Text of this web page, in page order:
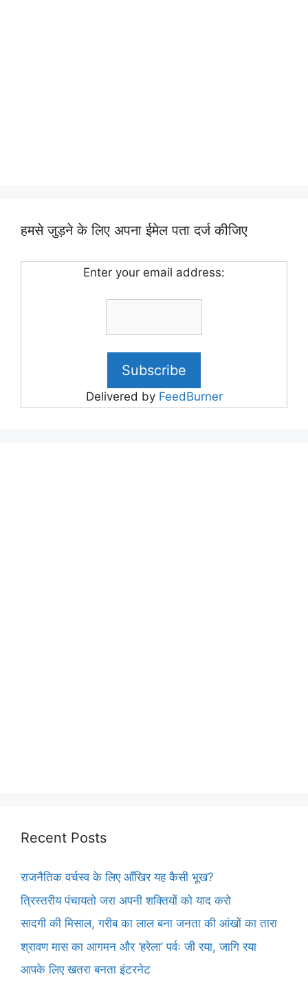
हमसे जुड़ने के लिए अपना ईमेल पता दर्ज कीजिए
Enter your email address:
Delivered by FeedBurner
Recent Posts
राजनैतिक वर्चस्व के लिए आँखिर यह कैसी भूख?
त्रिस्तरीय पंचायतो जरा अपनी शक्तियों को याद करो
सादगी की मिसाल, गरीब का लाल बना जनता की आंखों का तारा
श्रावण मास का आगमन और ‘हरेला’ पर्वः जी रया, जागि रया
आपके लिए खतरा बनता इंटरनेट